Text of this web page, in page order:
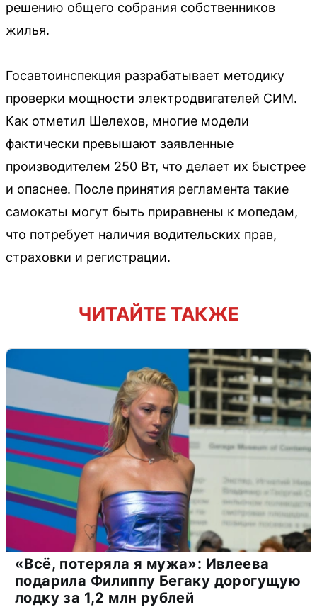
решению общего собрания собственников
жилья.
Госавтоинспекция разрабатывает методику
проверки мощности электродвигателей СИМ.
Как отметил Шелехов, многие модели
фактически превышают заявленные
производителем 250 Вт, что делает их быстрее
и опаснее. После принятия регламента такие
самокаты могут быть приравнены к мопедам,
что потребует наличия водительских прав,
страховки и регистрации.
ЧИТАЙТЕ ТАКЖЕ
«Всё, потеряла я мужа»: Ивлеева
подарила Филиппу Бегаку дорогущую
лодку за 1,2 млн рублей